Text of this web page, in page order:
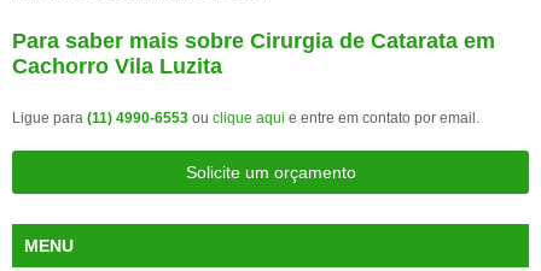
Para saber mais sobre Cirurgia de Catarata em
Cachorro Vila Luzita
Ligue para (11) 4990-6553 ou clique aqui e entre em contato por email.
Solicite um orçamento
MENU